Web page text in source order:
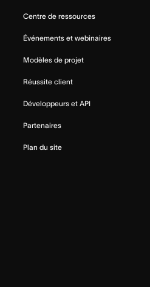
Centre de ressources
Événements et webinaires
Modèles de projet
Réussite client
Développeurs et API
Partenaires
Plan du site